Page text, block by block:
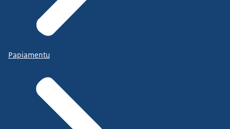
Papiamentu